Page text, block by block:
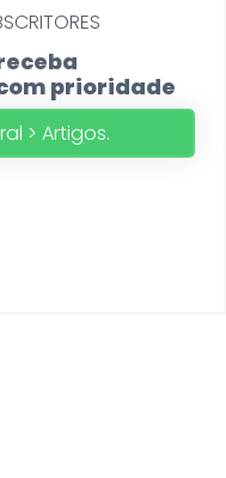
prioridade
> Artigos.